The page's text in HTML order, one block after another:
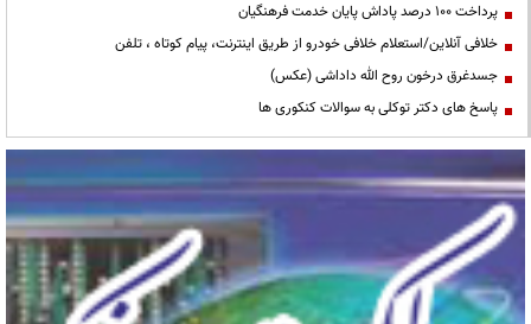
پرداخت ۱۰۰ درصد پاداش پایان خدمت فرهنگیان
خلافی آنلاین/استعلام خلافی خودرو از طریق اینترنت، پیام کوتاه ، تلفن
جسدغرق درخون روح الله داداشی (عکس)
پاسخ های دکتر توکلی به سوالات کنکوری ها